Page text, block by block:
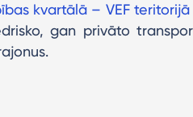
kvartālā – VEF teritorijā
gan privāto